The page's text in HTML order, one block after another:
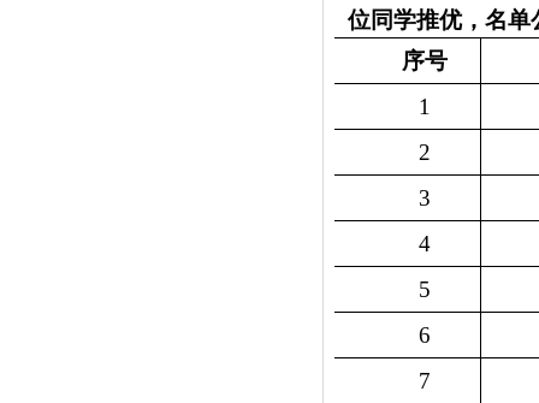
位同学推优， 名单
序号
1
2
3
4
5
6
7